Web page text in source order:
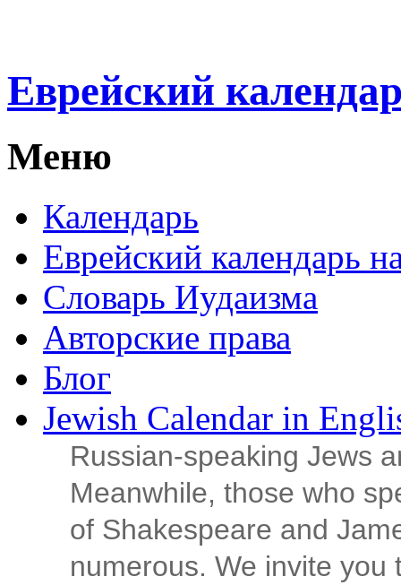
Еврейский
Меню
Календарь
Еврейский календарь
Словарь Иудаизма
Авторские права
Блог
Jewish Calendar in
Russian‑speaking Jews
Meanwhile, those who
of Shakespeare and
numerous. We invite